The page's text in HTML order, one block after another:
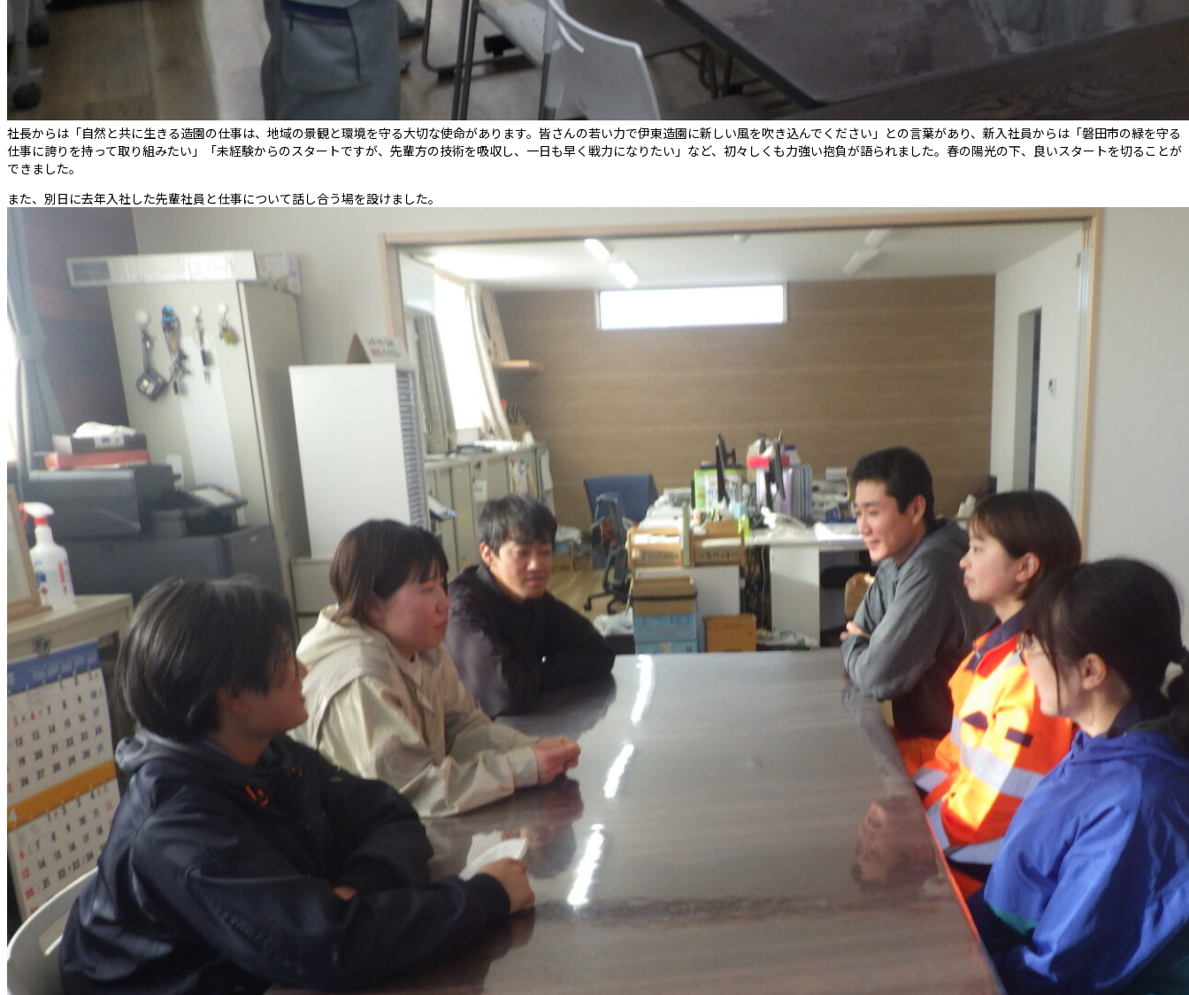
社長からは「自然と共に生きる造園の仕事は、地域の景観と環境を守る大切な使命があります。皆さんの若い力で伊東造園に新しい風を吹き込んでください」との言葉があり、新入社員からは「磐田市の緑を守る
仕事に誇りを持って取り組みたい」「未経験からのスタートですが、先輩方の技術を吸収し、一日も早く戦力になりたい」など、初々しくも力強い抱負が語られました。春の陽光の下、良いスタートを切ることが
できました。
また、別日に去年入社した先輩社員と仕事について話し合う場を設けました。